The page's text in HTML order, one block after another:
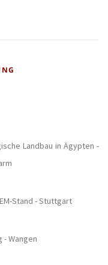
Landbau in Ägypten -
Stand - Stuttgart
- Wangen